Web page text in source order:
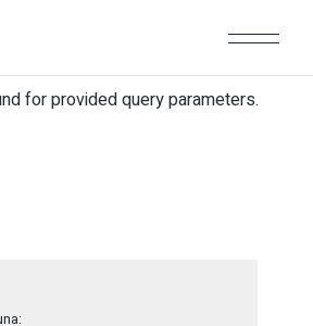
for provided query parameters.